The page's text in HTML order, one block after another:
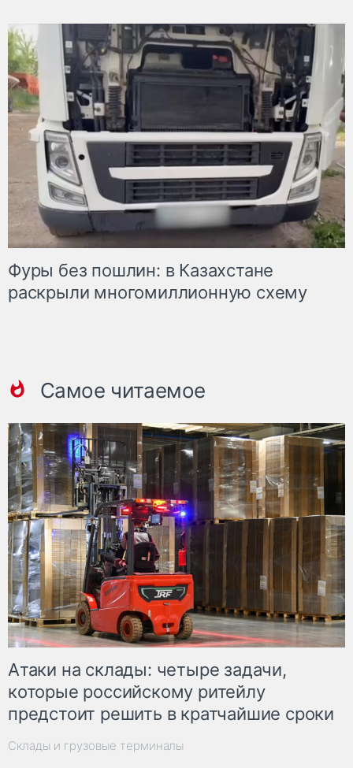
Фуры без пошлин: в Казахстане
раскрыли многомиллионную схему
Самое читаемое
Атаки на склады: четыре задачи,
которые российскому ритейлу
предстоит решить в кратчайшие сроки
Склады и грузовые терминалы